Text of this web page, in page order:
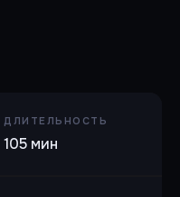
ДЛИТЕЛЬНОСТЬ
105 мин